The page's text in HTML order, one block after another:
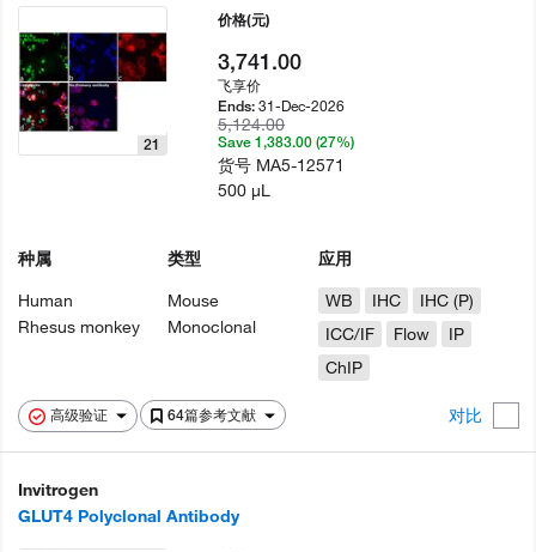
高级验证 64篇参考文献 对比
21
种属
Human
Rhesus monkey
类型
Mouse
Monoclonal
应用
WB
IHC
IHC (P)
ICC/IF
Flow
IP
ChIP
价格(元)
3,741.00
飞享价
Ends:31-Dec-2026
5,124.00
Save 1,383.00 (27%)
货号 MA5-12571
500 µL
Invitrogen
GLUT4 Polyclonal Antibody